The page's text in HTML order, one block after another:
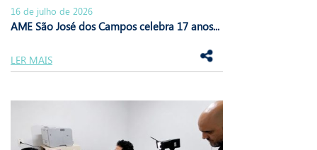
16 de julho de 2026
AME São José dos Campos celebra 17 anos...
LER MAIS